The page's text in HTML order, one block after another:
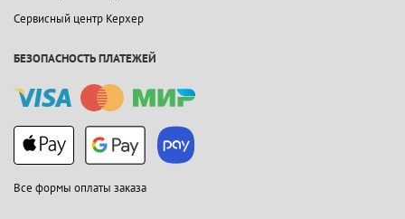
Сервисный центр Керхер
БЕЗОПАСНОСТЬ ПЛАТЕЖЕЙ
Все формы оплаты заказа